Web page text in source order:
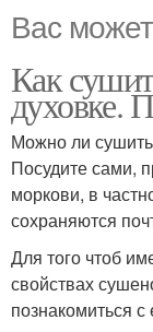
Вас
Как
духовке.
Можно ли
Посудите сами,
моркови, в
сохраняются
Для того чтоб
свойствах
познакомиться